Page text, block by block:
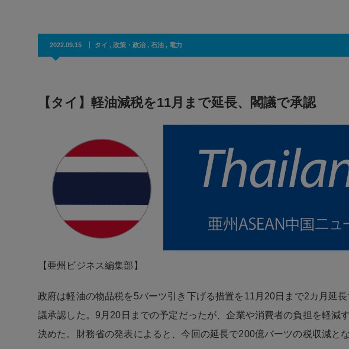
2022.09.15 タイ , 政策・政治, 石油 , 電力
【タイ】軽油減税を11月まで延長、閣議で承認
【亜州ビジネス編集部】
政府は軽油の物品税を5バーツ引き下げる措置を11月20日まで2カ月延
議承認した。9月20日までの予定だったが、企業や消費者の負担を軽減
決めた。財務省の発表によると、今回の延長で200億バーツの税収減とな